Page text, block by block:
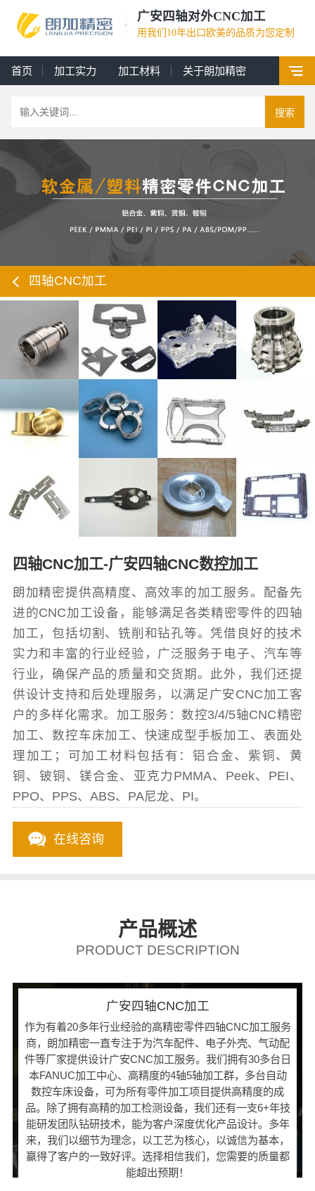
广安四轴对外CNC加工
用我们10年出口欧美的品质为您定制
首页 加工实力 加工材料 关于朗加精密
搜索
四轴CNC加工
四轴CNC加工-广安四轴CNC数控加工
朗加精密提供高精度、高效率的加工服务。配备先
进的CNC加工设备，能够满足各类精密零件的四轴
加工，包括切割、铣削和钻孔等。凭借良好的技术
实力和丰富的行业经验，广泛服务于电子、汽车等
行业，确保产品的质量和交货期。此外，我们还提
供设计支持和后处理服务，以满足广安CNC加工客
户的多样化需求。加工服务：数控3/4/5轴CNC精密
加工、数控车床加工、快速成型手板加工、表面处
理加工；可加工材料包括有：铝合金、紫铜、黄
铜、铍铜、镁合金、亚克力PMMA、Peek、PEI、
PPO、PPS、ABS、PA尼龙、PI。
在线咨询
产品概述
PRODUCT DESCRIPTION
广安四轴CNC加工
作为有着20多年行业经验的高精密零件四轴CNC加工服务
商，朗加精密一直专注于为汽车配件、电子外壳、气动配
件等厂家提供设计广安CNC加工服务。我们拥有30多台日
本FANUC加工中心、高精度的4轴5轴加工群，多台自动
数控车床设备，可为所有零件加工项目提供高精度的成
品。除了拥有高精的加工检测设备，我们还有一支6+年技
能研发团队钻研技术，能为客户深度优化产品设计。多年
来，我们以细节为理念，以工艺为核心，以诚信为基本，
赢得了客户的一致好评。选择相信我们，您需要的质量都
能超出预期！